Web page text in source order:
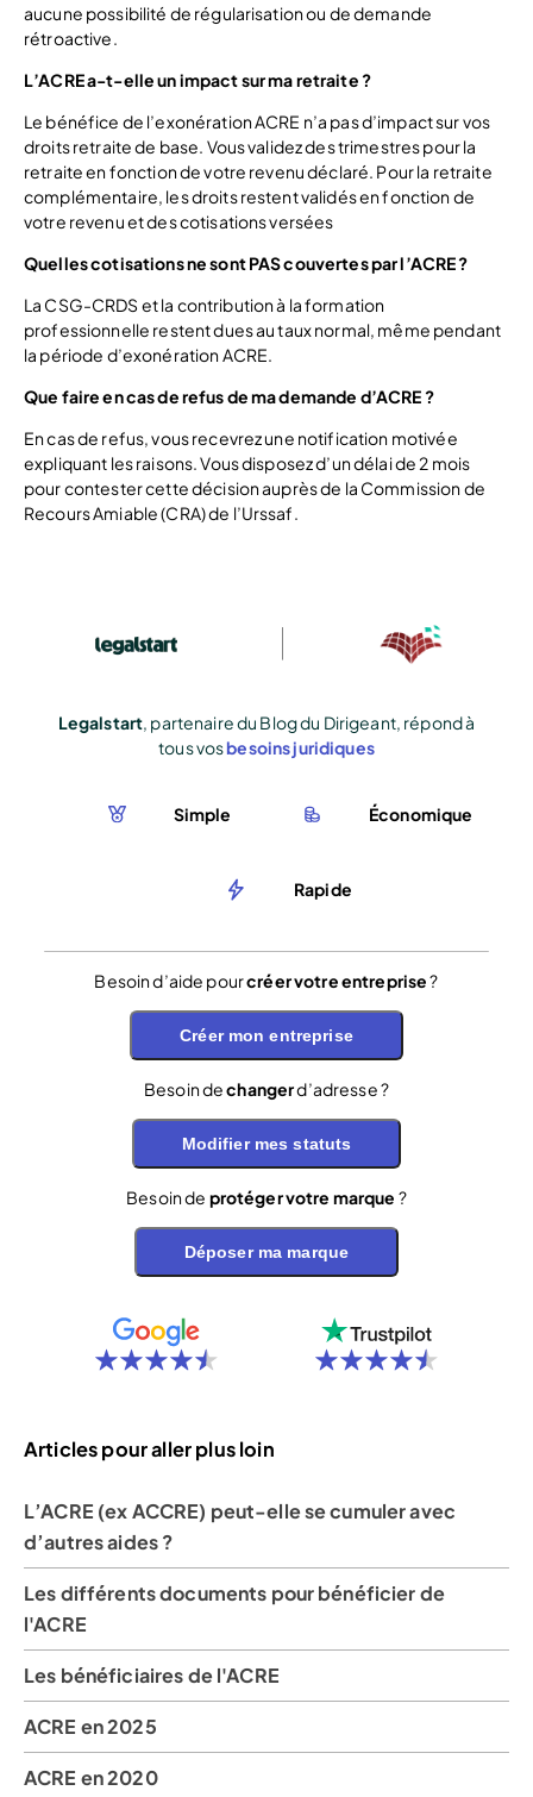
aucune possibilité de régularisation ou de demande
rétroactive.
L’ACRE a-t-elle un impact sur ma retraite ?
Le bénéfice de l’exonération ACRE n’a pas d’impact sur vos
droits retraite de base. Vous validez des trimestres pour la
retraite en fonction de votre revenu déclaré. Pour la retraite
complémentaire, les droits restent validés en fonction de
votre revenu et des cotisations versées
Quelles cotisations ne sont PAS couvertes par l’ACRE ?
La CSG-CRDS et la contribution à la formation
professionnelle restent dues au taux normal, même pendant
la période d’exonération ACRE.
Que faire en cas de refus de ma demande d’ACRE ?
En cas de refus, vous recevrez une notification motivée
expliquant les raisons. Vous disposez d’un délai de 2 mois
pour contester cette décision auprès de la Commission de
Recours Amiable (CRA) de l’Urssaf.
Legalstart, partenaire du Blog du Dirigeant, répond à
tous vosbesoins juridiques
Simple Économique
Rapide
Besoin d’aide pourcréer votre entreprise?
Créer mon entreprise
Besoin dechangerd’adresse ?
Modifier mes statuts
Besoin de protéger votre marque ?
Déposer ma marque
Articles pour aller plus loin
L’ACRE (ex ACCRE) peut-elle se cumuler avec
d’autres aides ?
Les différents documents pour bénéficier de
l'ACRE
Les bénéficiaires de l'ACRE
ACRE en 2025
ACRE en 2020